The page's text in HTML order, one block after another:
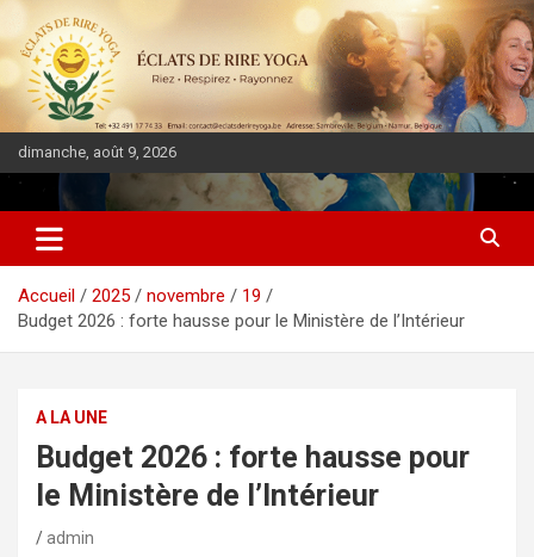
dimanche, août 9, 2026
DIASPORA PULSE
Accueil 2025 novembre
19
Budget 2026 : forte hausse pour le Ministère de l’Intérieur
A LA UNE
Budget 2026 : forte hausse pour
le Ministère de l’Intérieur
admin